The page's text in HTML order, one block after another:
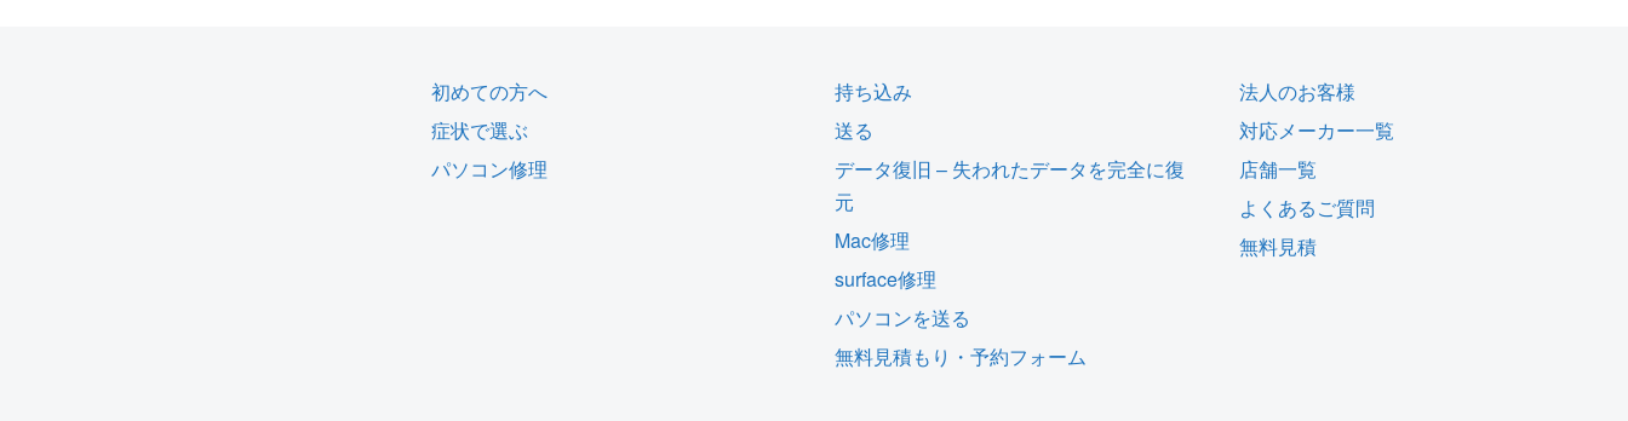
初めての方へ
症状で選ぶ
パソコン修理
持ち込み
送る
データ復旧 – 失われたデータを完全に復
元
Mac修理
surface修理
パソコンを送る
無料見積もり・予約フォーム
法人のお客様
対応メーカー一覧
店舗一覧
よくあるご質問
無料見積